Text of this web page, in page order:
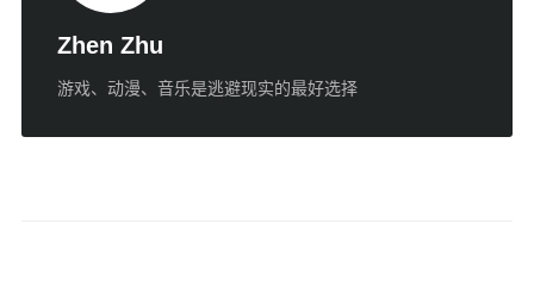
Zhen Zhu
游戏、动漫、音乐是逃避现实的最好选择